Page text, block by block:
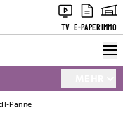
TV E-PAPERIMMO
Panne